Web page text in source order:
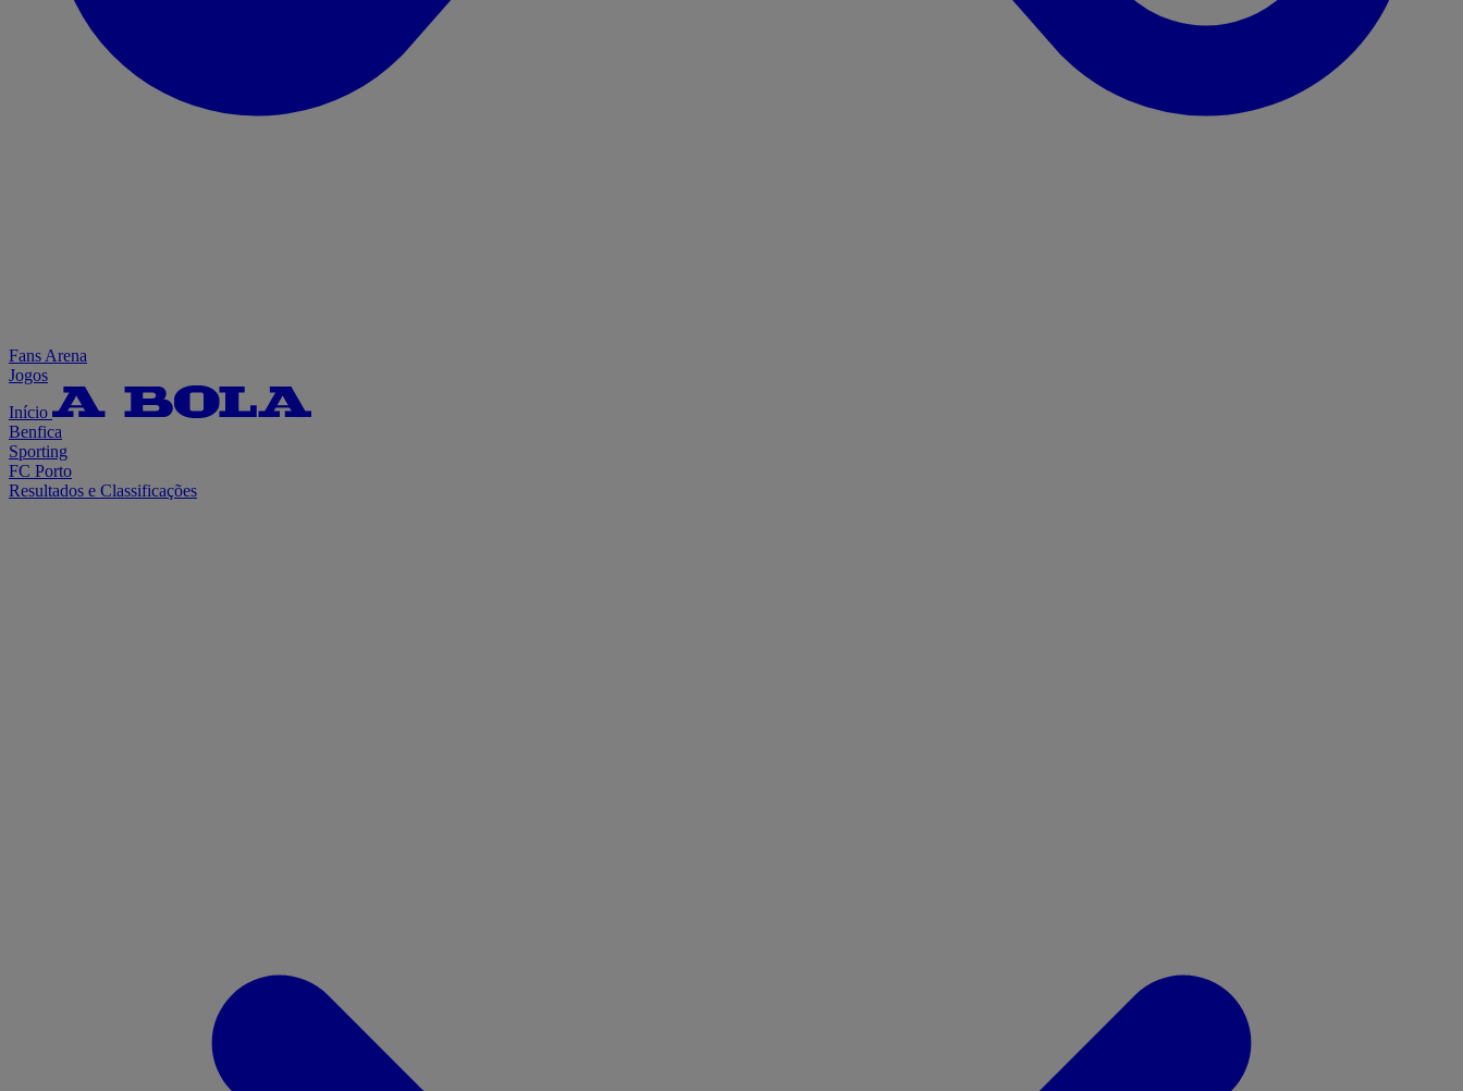
Fans Arena
Jogos
Início
Benfica
Sporting
FC Porto
Resultados e Classificações